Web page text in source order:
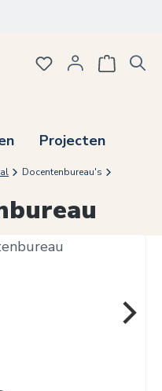
Projecten
Je hebt 0 items
Docentenbureau's